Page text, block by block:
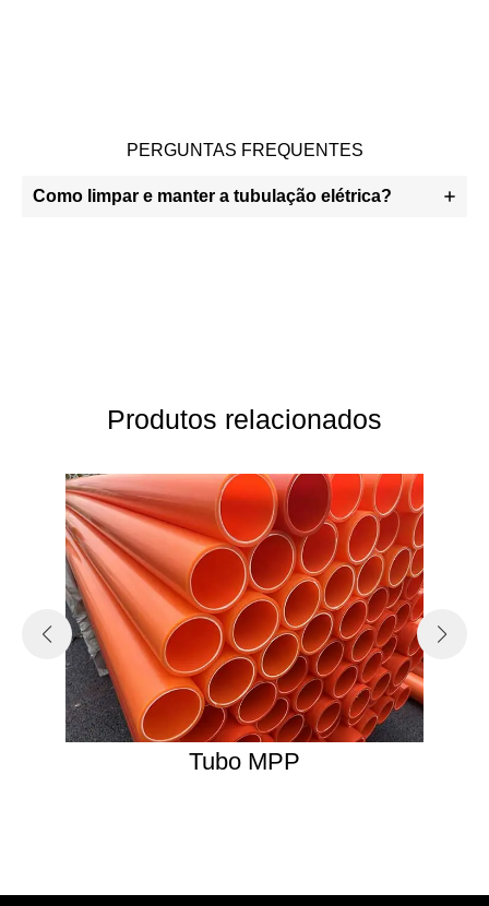
PERGUNTAS FREQUENTES
Como limpar e manter a tubulação elétrica?
Produtos relacionados
Tubo MPP